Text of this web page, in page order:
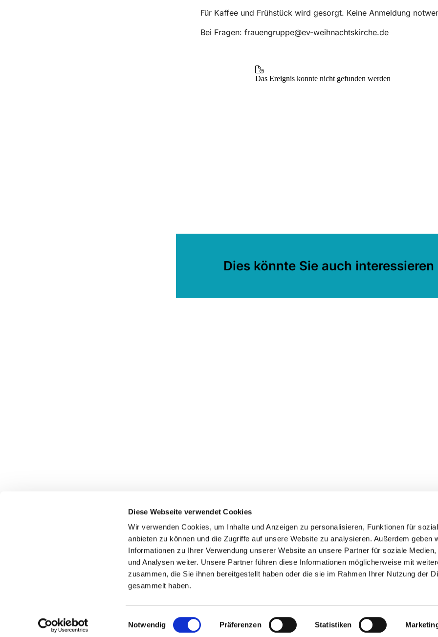
Diese Webseite verwendet Cookies
Wir verwenden Cookies, um Inhalte und Anzeigen zu personalisieren, Funktionen für
anbieten zu können und die Zugriffe auf unsere Website zu analysieren. Außerdem geben
Informationen zu Ihrer Verwendung unserer Website an unsere Partner für soziale Medien,
und Analysen weiter. Unsere Partner führen diese Informationen möglicherweise mit
zusammen, die Sie ihnen bereitgestellt haben oder die sie im Rahmen Ihrer Nutzung der
gesammelt haben.
i
Notwendig Präferenzen Statistiken
Für Kaffee und Frühstück wird gesorgt. Keine Anmeldung
Bei Fragen: frauengruppe@ev-weihnachtskirche.de
Dies könnte Sie auch interessieren
Evangelische Weihnachtskirchengemeinde Berlin - Haselhorst
Haselhorster Damm 54-
030 322 944 533
kuesterei@ev-weihnachtskirche.de
Kontaktinformationen Impressum